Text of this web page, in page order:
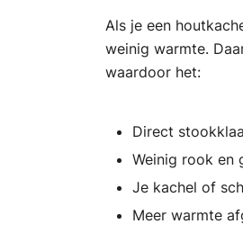
Als je een
weinig warmte.
waardoor het:
Direct
Weinig rook en
Je kachel of
Meer warmte